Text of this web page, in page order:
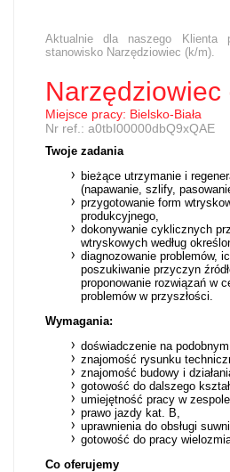
Aktualnie dla naszego Klienta
stanowisko Narzędziowiec (k/m).
Narzędziowiec
Miejsce pracy: Bielsko-Biała
Nr ref.: a0tbI00000dbQ9xQAE
Twoje zadania
bieżące utrzymanie i
(napawanie, szlify,
przygotowanie form
produkcyjnego,
dokonywanie cyklicznych
wtryskowych według
diagnozowanie problemów,
poszukiwanie przyczyn
proponowanie rozwiązań w
problemów w przyszłości.
Wymagania:
doświadczenie na
znajomość rysunku
znajomość budowy i
gotowość do dalszego
umiejętność pracy w
prawo jazdy kat. B,
uprawnienia do obsługi
gotowość do pracy
Co oferujemy